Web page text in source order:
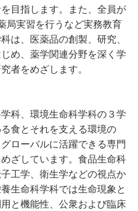
目指します。また、全員が
局実習を行うなど実務教育
は、医薬品の創製、研究、
め、薬学関連分野を深く学
者をめざします。
科、環境生命科学科の３学
食とそれを支える環境の
ローバルに活躍できる専門
ざしています。食品生命科
工学、衛生学などの視点か
生命科学科では生命現象と
と機能性、公衆および臨床